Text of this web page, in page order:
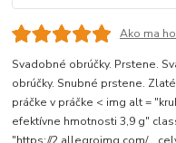
Ako ma
Svadobné obrúčky. Prstene.
obrúčky. Snubné prstene.
práčke v práčke < img alt =
efektívne hmotnosti 3,9 g"
"https://2.allegroimg.com/...